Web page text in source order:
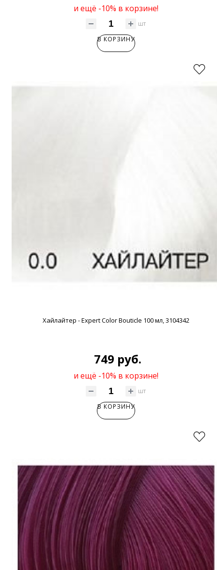
и ещё -10% в корзине!
шт
В КОРЗИНУ
Хайлайтер - Expert Color Bouticle 100 мл, 3104342
749 руб.
и ещё -10% в корзине!
шт
В КОРЗИНУ